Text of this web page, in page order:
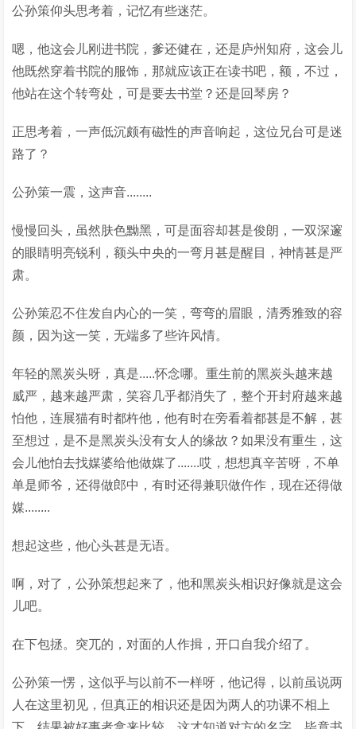
公孙策仰头思考着，记忆有些迷茫。
嗯，他这会儿刚进书院，爹还健在，还是庐州知府，这会儿
他既然穿着书院的服饰，那就应该正在读书吧，额，不过，
他站在这个转弯处，可是要去书堂？还是回琴房？
正思考着，一声低沉颇有磁性的声音响起，这位兄台可是迷
路了？
公孙策一震，这声音........
慢慢回头，虽然肤色黝黑，可是面容却甚是俊朗，一双深邃
的眼睛明亮锐利，额头中央的一弯月甚是醒目，神情甚是严
肃。
公孙策忍不住发自内心的一笑，弯弯的眉眼，清秀雅致的容
颜，因为这一笑，无端多了些许风情。
年轻的黑炭头呀，真是.....怀念哪。重生前的黑炭头越来越
威严，越来越严肃，笑容几乎都消失了，整个开封府越来越
怕他，连展猫有时都杵他，他有时在旁看着都甚是不解，甚
至想过，是不是黑炭头没有女人的缘故？如果没有重生，这
会儿他怕去找媒婆给他做媒了.......哎，想想真辛苦呀，不单
单是师爷，还得做郎中，有时还得兼职做仵作，现在还得做
媒........
想起这些，他心头甚是无语。
啊，对了，公孙策想起来了，他和黑炭头相识好像就是这会
儿吧。
在下包拯。突兀的，对面的人作揖，开口自我介绍了。
公孙策一愣，这似乎与以前不一样呀，他记得，以前虽说两
人在这里初见，但真正的相识还是因为两人的功课不相上